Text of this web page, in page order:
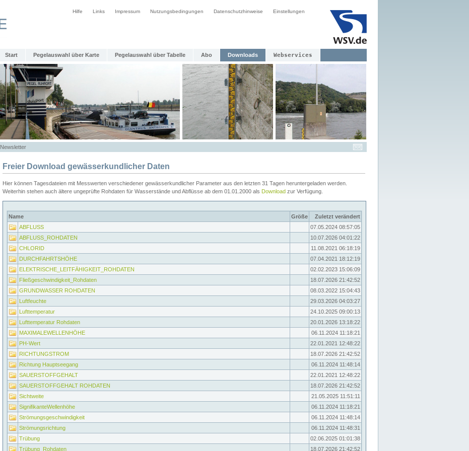
Hilfe Links Impressum Nutzungsbedingungen Datenschutzhinweise Einstellungen
Start Pegelauswahl über Karte Pegelauswahl über Tabelle Abo Downloads Webservices
Newsletter
Freier Download gewässerkundlicher Daten
Hier können Tagesdateien mit Messwerten verschiedener gewässerkundlicher Parameter aus den letzten 31 Tagen heruntergeladen werden.
Weiterhin stehen auch ältere ungeprüfte Rohdaten für Wasserstände und Abflüsse ab dem 01.01.2000 als Download zur Verfügung.
Name Größe
Zuletzt verändert
ABFLUSS
07.05.2024 08:57:05
ABFLUSS_ROHDATEN
10.07.2026 04:01:22
CHLORID
11.08.2021 06:18:19
DURCHFAHRTSHÖHE
07.04.2021 18:12:19
ELEKTRISCHE_LEITFÄHIGKEIT_ROHDATEN
02.02.2023 15:06:09
Fließgeschwindigkeit_Rohdaten
18.07.2026 21:42:52
GRUNDWASSER ROHDATEN
08.03.2022 15:04:43
Luftfeuchte
29.03.2026 04:03:27
Lufttemperatur
24.10.2025 09:00:13
Lufttemperatur Rohdaten
20.01.2026 13:18:22
MAXIMALEWELLENHÖHE
06.11.2024 11:18:21
PH-Wert
22.01.2021 12:48:22
RICHTUNGSTROM
18.07.2026 21:42:52
Richtung Hauptseegang
06.11.2024 11:48:14
SAUERSTOFFGEHALT
22.01.2021 12:48:22
SAUERSTOFFGEHALT ROHDATEN
18.07.2026 21:42:52
Sichtweite
21.05.2025 11:51:11
SignifikanteWellenhöhe
06.11.2024 11:18:21
Strömungsgeschwindigkeit
06.11.2024 11:48:14
Strömungsrichtung
06.11.2024 11:48:31
Trübung
02.06.2025 01:01:38
Trübung_Rohdaten
18.07.2026 21:42:52